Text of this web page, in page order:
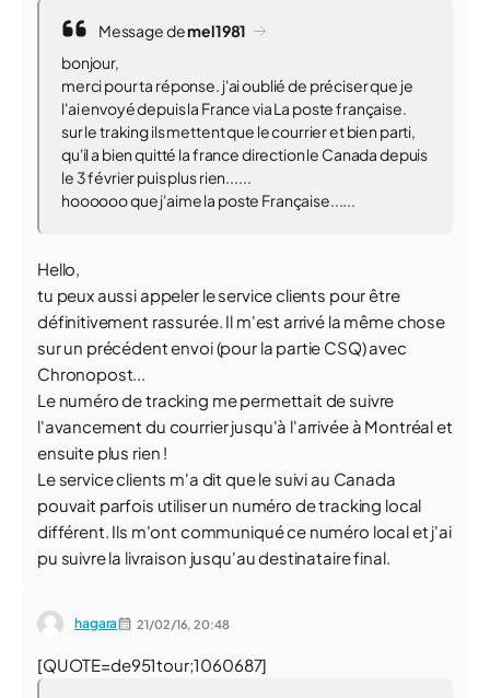
Message demel1981
bonjour,
merci pour ta réponse. j'ai oublié de préciser que je
l'ai envoyé depuis la France via La poste française.
sur le traking ils mettent que le courrier et bien parti,
qu'il a bien quitté la france direction le Canada depuis
le 3 février puis plus rien......
hoooooo que j'aime la poste Française......
Hello,
tu peux aussi appeler le service clients pour être
définitivement rassurée. Il m'est arrivé la même chose
sur un précédent envoi (pour la partie CSQ) avec
Chronopost...
Le numéro de tracking me permettait de suivre
l'avancement du courrier jusqu'à l'arrivée à Montréal et
ensuite plus rien !
Le service clients m'a dit que le suivi au Canada
pouvait parfois utiliser un numéro de tracking local
différent. Ils m'ont communiqué ce numéro local et j'ai
pu suivre la livraison jusqu'au destinataire final.
hagara 21/02/16,20:48
[QUOTE=de951tour;1060687]